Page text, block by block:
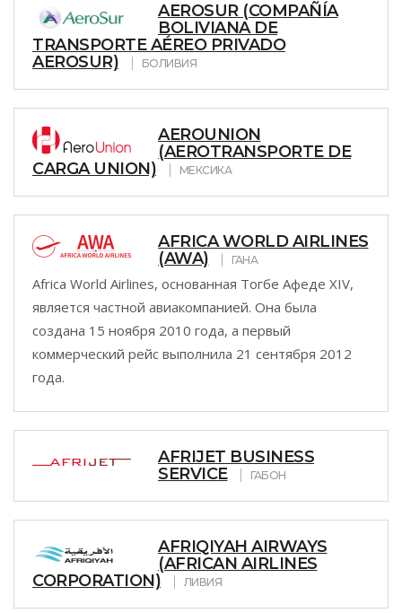
AEROSUR (COMPAÑÍA
BOLIVIANA DE
TRANSPORTE AÉREO PRIVADO
AEROSUR)
БОЛИВИЯ
AEROUNION
(AEROTRANSPORTE DE
CARGA UNION)
МЕКСИКА
AFRICA WORLD AIRLINES
(AWA)
ГАНА
Africa World Airlines, основанная Тогбе Афеде XIV,
является частной авиакомпанией. Она была
создана 15 ноября 2010 года, а первый
коммерческий рейс выполнила 21 сентября 2012
года.
AFRIJET BUSINESS
SERVICE
ГАБОН
AFRIQIYAH AIRWAYS
(AFRICAN AIRLINES
CORPORATION)
ЛИВИЯ